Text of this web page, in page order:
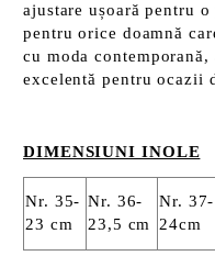
ajustare ușoară pentru
pentru orice doamnă
cu moda contemporană,
excelentă pentru ocazii
DIMENSIUNI INOLE
Nr. 35-
23 cm
Nr. 36-
23,5 cm
Nr. 37-
24cm